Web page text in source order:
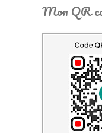
Mon QR